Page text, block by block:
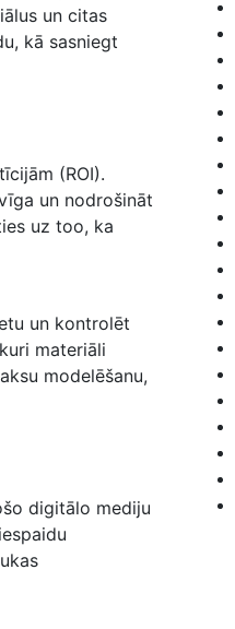
un citas
kā ​sasniegt
(ROI).​
un nodrošināt
uz too, ​ka
un ⁣kontrolēt
materiāli
modelēšanu,⁢
‍digitālo mediju